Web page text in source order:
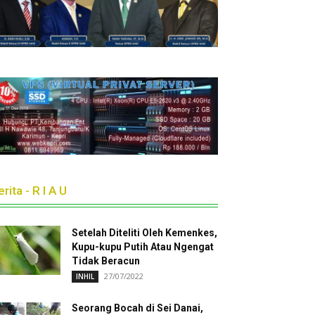
- R I A U
Setelah Diteliti Oleh Kemenkes,
Kupu-kupu Putih Atau Ngengat
Tidak Beracun
INHIL 27/07/2022
Seorang Bocah di Sei Danai,